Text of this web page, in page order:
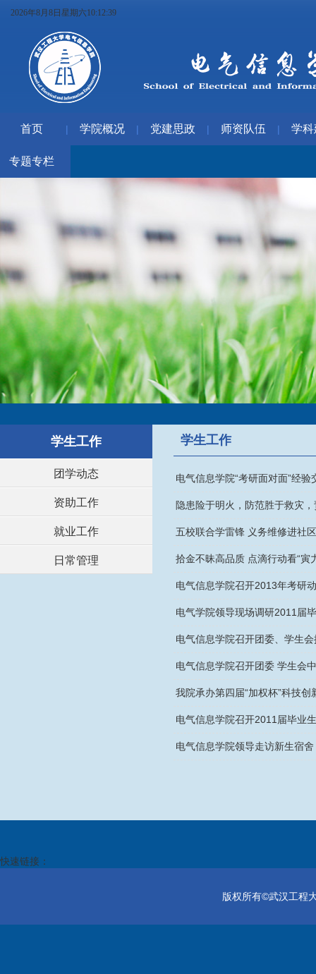
2026年8月8日星期六10:12:40
首页 | 学院概况 | 党建思政 | 师资队伍 | 学
专题专栏
学生工作
团学动态
资助工作
就业工作
日常管理
学生工作
电气信息学院“考研面对面”经验
隐患险于明火，防范胜于救灾
五校联合学雷锋 义务维修进社区
拾金不昧高品质 点滴行动看“
电气信息学院召开2013年考研
电气学院领导现场调研2011届
电气信息学院召开团委、学生
电气信息学院召开团委 学生会
我院承办第四届“加权杯”科技创
电气信息学院召开2011届毕业
电气信息学院领导走访新生宿舍
快速链接：
版权所有©武汉工程